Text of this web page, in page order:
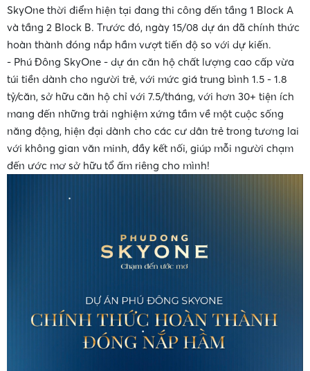
•
SkyOne thời điểm hiện tại đang thi công đến tầng 1 Block A
và tầng 2 Block B. Trước đó, ngày 15/08 dự án đã chính thức
hoàn thành đóng nắp hầm vượt tiến độ so với dự kiến.
- Phú Đông SkyOne - dự án căn hộ chất lượng cao cấp vừa
túi tiền dành cho người trẻ, với mức giá trung bình 1.5 - 1.8
tỷ/căn, sở hữu căn hộ chỉ với 7.5/tháng, với hơn 30+ tiện ích
mang đến những trải nghiệm xứng tầm về một cuộc sống
năng động, hiện đại dành cho các cư dân trẻ trong tương lai
với không gian văn minh, đầy kết nối, giúp mỗi người chạm
đến ước mơ sở hữu tổ ấm riêng cho mình!